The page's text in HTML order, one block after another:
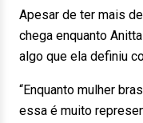
Apesar de ter mais
chega enquanto
algo que ela definiu
“Enquanto mulher
essa é muito